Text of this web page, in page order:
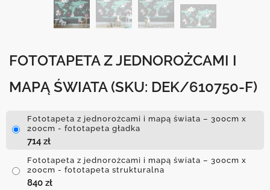
FOTOTAPETA Z JEDNOROŻCAMI I
MAPĄ ŚWIATA (SKU: DEK/610750-F)
Fototapeta z jednorożcami i mapą świata – 300cm x
200cm - fototapeta gładka
714 zł
Fototapeta z jednorożcami i mapą świata – 300cm x
200cm - fototapeta strukturalna
840 zł